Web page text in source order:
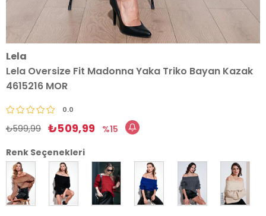
Lela
Lela Oversize Fit Madonna Yaka Triko Bayan Kazak
4615216 MOR
0.0
₺599,99 ₺509,99
15
Renk Seçenekleri